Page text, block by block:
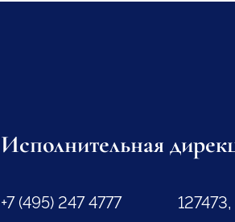
Исполнительная
+7 (495) 247 4777